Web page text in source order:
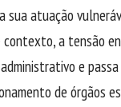
sua atuação
a tensão
e
de órgãos